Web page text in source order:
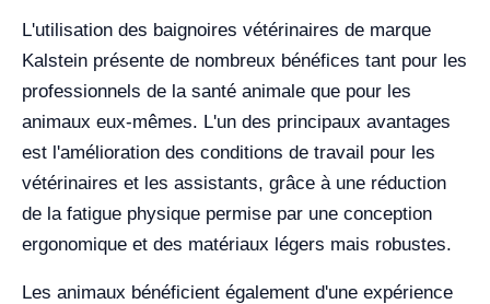
L'utilisation des baignoires vétérinaires de marque
Kalstein présente de nombreux bénéfices tant pour les
professionnels de la santé animale que pour les
animaux eux-mêmes. L'un des principaux avantages
est l'amélioration des conditions de travail pour les
vétérinaires et les assistants, grâce à une réduction
de la fatigue physique permise par une conception
ergonomique et des matériaux légers mais robustes.
Les animaux bénéficient également d'une expérience